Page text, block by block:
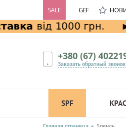
SALE GEF
+380 (67)
Заказать обратный звонок
SPF